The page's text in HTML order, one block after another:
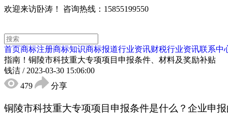
欢迎来访卧涛！ 咨询热线：15855199550
首页商标注册商标知识商标报道行业资讯财税行业资讯联系中
指南！铜陵市科技重大专项项目申报条件、材料及奖励补贴
钱洁 / 2023-03-30 15:06:00
479
分享
铜陵市科技重大专项项目申报条件是什么？企业申